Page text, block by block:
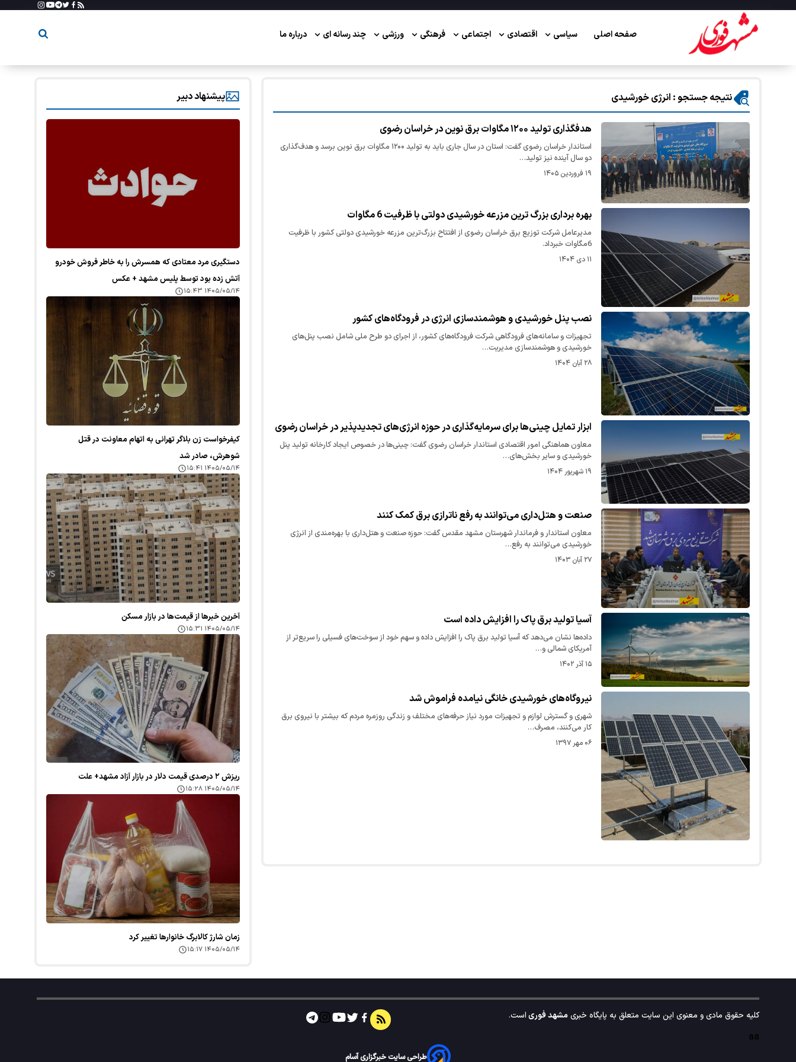
صفحه اصلی سیاسی اقتصادی اجتماعی فرهنگی ورزشی چند رسانه ای درباره ما
نتیجه جستجو : انرژی خورشیدی
هدفگذاری تولید ۱۲۰۰ مگاوات برق نوین در خراسان رضوی
استاندار خراسان رضوی گفت: استان در سال جاری باید به تولید ۱۲۰۰ مگاوات برق نوین برسد و هدف‌گذاری
دو سال آینده نیز تولید…
۱۹ فروردین ۱۴۰۵
بهره برداری بزرگ ترین مزرعه خورشیدی دولتی با ظرفیت 6 مگاوات
مدیرعامل شرکت توزیع برق خراسان رضوی از افتتاح بزرگ‌ترین مزرعه خورشیدی دولتی کشور با ظرفیت
6مگاوات خبرداد.
۱۱ دی ۱۴۰۴
نصب پنل‌ خورشیدی و هوشمندسازی انرژی در فرودگاه‌های کشور
تجهیزات و سامانه‌های فرودگاهی شرکت فرودگاه‌های کشور، از اجرای دو طرح ملی شامل نصب پنل‌های
خورشیدی و هوشمندسازی مدیریت…
۲۸ آبان ۱۴۰۴
ابزار تمایل چینی‌ها برای سرمایه‌گذاری در حوزه انرژی‌های تجدیدپذیر در خراسان رضوی
معاون هماهنگی امور اقتصادی استاندار خراسان رضوی گفت: چینی‌ها در خصوص ایجاد کارخانه تولید پنل
خورشیدی و سایر بخش‌های…
۱۹ شهریور ۱۴۰۴
صنعت و هتل‌داری می‌توانند به رفع ناترازی برق کمک کنند
معاون استاندار و فرماندار شهرستان مشهد مقدس گفت: حوزه صنعت و هتل‌داری با بهره‌مندی از انرژی
خورشیدی می‌توانند به رفع…
۲۷ آبان ۱۴۰۳
آسیا تولید برق پاک را افزایش داده است
داده‌ها نشان می‌دهد که آسیا تولید برق پاک را افزایش داده و سهم خود از سوخت‌های فسیلی را سریع‌تر از
آمریکای شمالی و…
۱۵ آذر ۱۴۰۲
نیروگاه‌های خورشیدی خانگی نیامده فراموش شد
شهری و گسترش لوازم و تجهیزات مورد نیاز حرفه‌های مختلف و زندگی روزمره مردم که بیشتر با نیروی برق
کار می‌کنند، مصرف…
۰۶ مهر ۱۳۹۷
پیشنهاد دبیر
دستگیری مرد معتادی که همسرش را به خاطر فروش خودرو
آتش زده بود توسط پلیس مشهد + عکس
۱۴۰۵/۰۵/۱۴ ۱۵:۴۳
کیفرخواست زن بلاگر تهرانی به اتهام معاونت در قتل
شوهرش، صادر شد
۱۴۰۵/۰۵/۱۴ ۱۵:۴۱
آخرین خبر‌ها از قیمت‌ها در بازار مسکن
۱۴۰۵/۰۵/۱۴ ۱۵:۳۱
ریزش ۲ درصدی قیمت دلار در بازار آزاد مشهد+ علت
۱۴۰۵/۰۵/۱۴ ۱۵:۲۸
زمان شارژ کالابرگ خانوارها تغییر کرد
۱۴۰۵/۰۵/۱۴ ۱۵:۱۷
کلیه حقوق مادی و معنوی این سایت متعلق به پایگاه خبریمشهد فوریاست.
aa
طراحی سایت خبرگزاری آسام